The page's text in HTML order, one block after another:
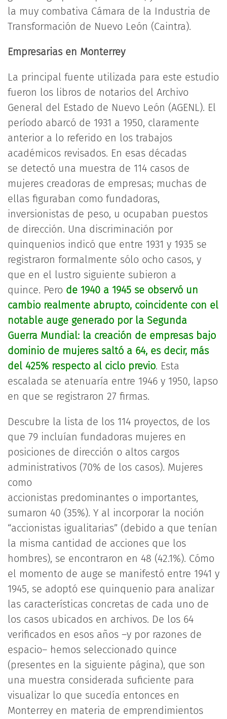
la muy combativa Cámara de la Industria de
Transformación de Nuevo León (Caintra).
Empresarias en Monterrey
La principal fuente utilizada para este estudio
fueron los libros de notarios del Archivo
General del Estado de Nuevo León (AGENL). El
período abarcó de 1931 a 1950, claramente
anterior a lo referido en los trabajos
académicos revisados. En esas décadas
se detectó una muestra de 114 casos de
mujeres creadoras de empresas; muchas de
ellas figuraban como fundadoras,
inversionistas de peso, u ocupaban puestos
de dirección. Una discriminación por
quinquenios indicó que entre 1931 y 1935 se
registraron formalmente sólo ocho casos, y
que en el lustro siguiente subieron a
quince. Pero de 1940 a 1945 se observó un
cambio realmente abrupto, coincidente con el
notable auge generado por la Segunda
Guerra Mundial: la creación de empresas bajo
dominio de mujeres saltó a 64, es decir, más
del 425% respecto al ciclo previo. Esta
escalada se atenuaría entre 1946 y 1950, lapso
en que se registraron 27 firmas.
Descubre la lista de los 114 proyectos, de los
que 79 incluían fundadoras mujeres en
posiciones de dirección o altos cargos
administrativos (70% de los casos). Mujeres
como
accionistas predominantes o importantes,
sumaron 40 (35%). Y al incorporar la noción
“accionistas igualitarias” (debido a que tenían
la misma cantidad de acciones que los
hombres), se encontraron en 48 (42.1%). Cómo
el momento de auge se manifestó entre 1941 y
1945, se adoptó ese quinquenio para analizar
las características concretas de cada uno de
los casos ubicados en archivos. De los 64
verificados en esos años –y por razones de
espacio– hemos seleccionado quince
(presentes en la siguiente página), que son
una muestra considerada suficiente para
visualizar lo que sucedía entonces en
Monterrey en materia de emprendimientos